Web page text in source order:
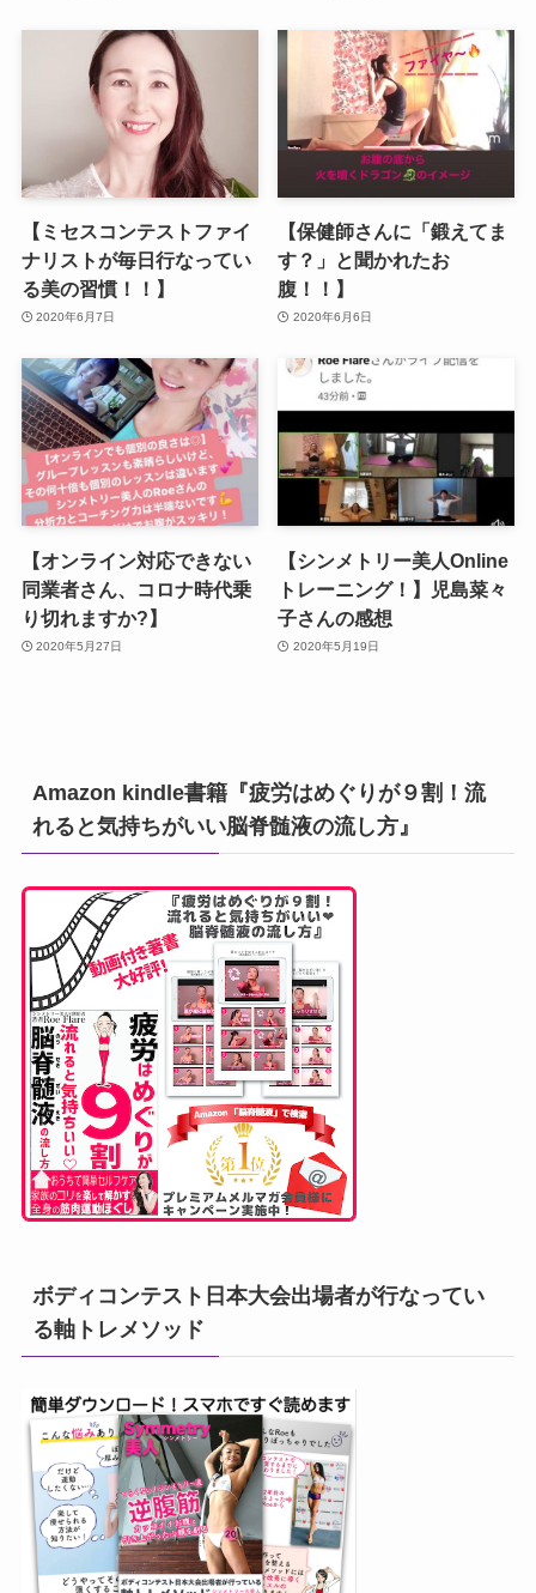
【ミセスコンテストファイ
ナリストが毎日行なってい
る美の習慣！！】
2020年6月7日
【保健師さんに「鍛えてま
す？」と聞かれたお
腹！！】
2020年6月6日
【オンライン対応できない
同業者さん、コロナ時代乗
り切れますか?】
2020年5月27日
【シンメトリー美人Online
トレーニング！】児島菜々
子さんの感想
2020年5月19日
Amazon kindle書籍『疲労はめぐりが９割！流
れると気持ちがいい脳脊髄液の流し方』
ボディコンテスト日本大会出場者が行なってい
る軸トレメソッド